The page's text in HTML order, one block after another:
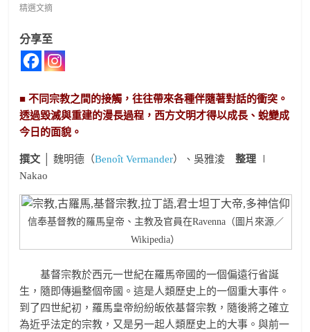
精選文摘
分享至
■ 不同宗教之間的接觸，往往帶來各種伴隨著對話的衝突。
透過毀滅與重建的漫長過程，西方文明才得以成長、蛻變成
今日的面貌。
撰文 │ 魏明德（Benoît Vermander）、吳雅淩整理
Nakao
信奉基督教的羅馬皇帝、主教及官員在Ravenna（圖片來源／
Wikipedia）
基督宗教於西元一世紀在羅馬帝國的一個偏遠行省誕
生，隨即傳遍整個帝國。這是人類歷史上的一個重大事件。
到了四世紀初，羅馬皇帝紛紛皈依基督宗教，隨後將之確立
為近乎法定的宗教，又是另一起人類歷史上的大事。與前一